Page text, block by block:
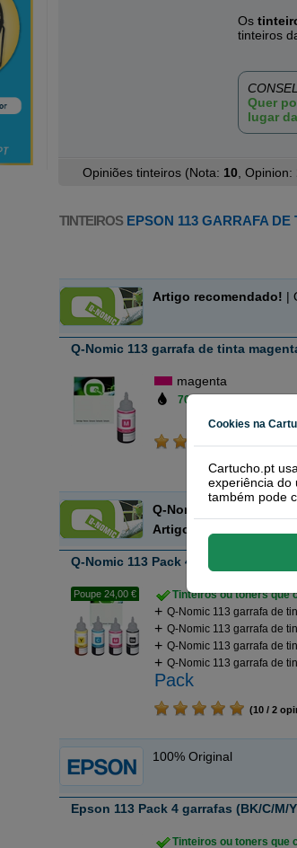
Os
tinteiros
Quer
lugar
Opiniões tinteiros (Nota: 10 , Opinion:
TINTEIROS EPSON 113 GARRAFA DE
Artigo recomendado! |
Q-Nomic 113 garrafa de tinta
magenta
70 ml
Q-Nomic
Artigo recomendado!
Q-Nomic 113 Pack 4 garrafas (BK/C/
Poupe 24,00 €
Tinteiros ou toners que
Q-Nomic 113 garrafa de
Q-Nomic 113 garrafa de
Q-Nomic 113 garrafa de
Q-Nomic 113 garrafa de
Pack
(10 / 2
100% Original
Epson 113 Pack 4 garrafas (BK/C/M/
Tinteiros ou toners que
Cookies na
Cartucho.pt
experiência do
também pode